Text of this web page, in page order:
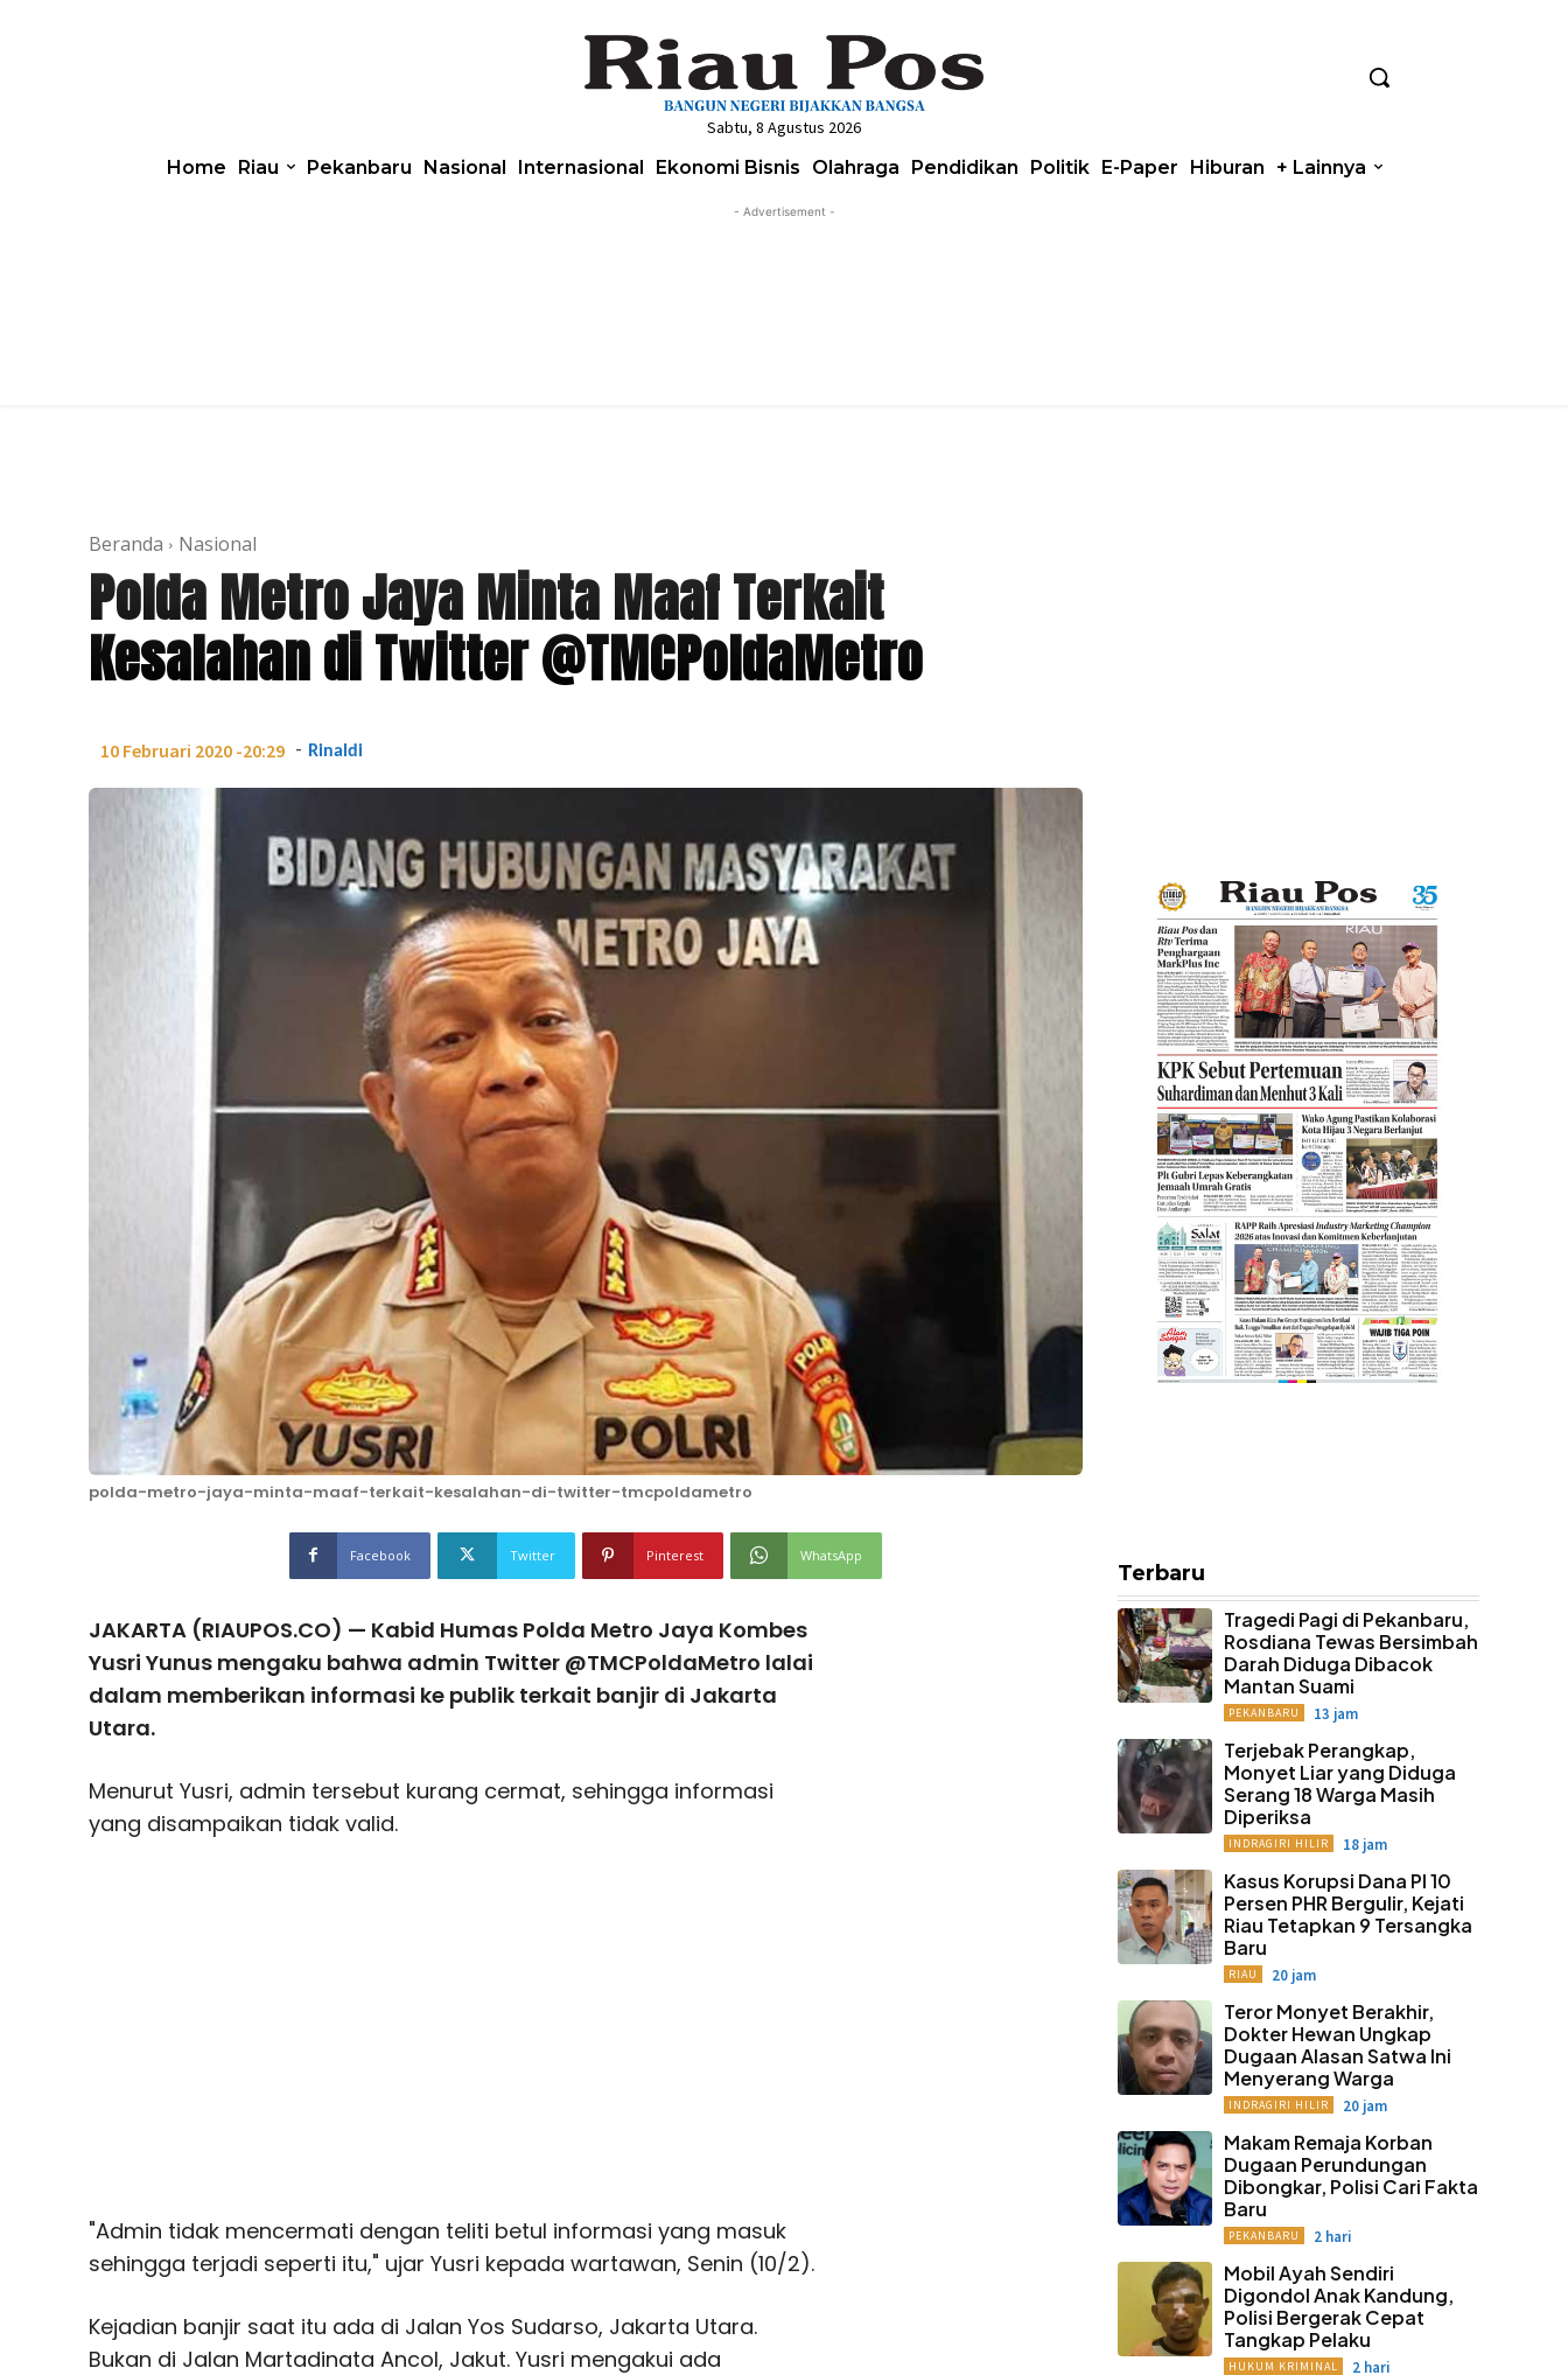
Sabtu, 8 Agustus 2026
Home Riau Pekanbaru Nasional Internasional Ekonomi Bisnis Olahraga Pendidikan Politik E-Paper Hiburan + Lainnya
- Advertisement -
Beranda Nasional
Polda Metro Jaya Minta Maaf Terkait
Kesalahan di Twitter @TMCPoldaMetro
10 Februari 2020 -20:29 - Rinaldi
polda-metro-jaya-minta-maaf-terkait-kesalahan-di-twitter-tmcpoldametro
Facebook Twitter Pinterest WhatsApp
JAKARTA (RIAUPOS.CO) — Kabid Humas Polda Metro Jaya Kombes
Yusri Yunus mengaku bahwa admin Twitter @TMCPoldaMetro lalai
dalam memberikan informasi ke publik terkait banjir di Jakarta
Utara.
Menurut Yusri, admin tersebut kurang cermat, sehingga informasi
yang disampaikan tidak valid.
"Admin tidak mencermati dengan teliti betul informasi yang masuk
sehingga terjadi seperti itu," ujar Yusri kepada wartawan, Senin (10/2).
Kejadian banjir saat itu ada di Jalan Yos Sudarso, Jakarta Utara.
Bukan di Jalan Martadinata Ancol, Jakut. Yusri mengakui ada
Terbaru
Tragedi Pagi di Pekanbaru,
Rosdiana Tewas Bersimbah
Darah Diduga Dibacok
Mantan Suami
PEKANBARU 13 jam
Terjebak Perangkap,
Monyet Liar yang Diduga
Serang 18 Warga Masih
Diperiksa
INDRAGIRI HILIR 18 jam
Kasus Korupsi Dana PI 10
Persen PHR Bergulir, Kejati
Riau Tetapkan 9 Tersangka
Baru
RIAU 20 jam
Teror Monyet Berakhir,
Dokter Hewan Ungkap
Dugaan Alasan Satwa Ini
Menyerang Warga
INDRAGIRI HILIR 20 jam
Makam Remaja Korban
Dugaan Perundungan
Dibongkar, Polisi Cari Fakta
Baru
PEKANBARU 2 hari
Mobil Ayah Sendiri
Digondol Anak Kandung,
Polisi Bergerak Cepat
Tangkap Pelaku
HUKUM KRIMINAL 2 hari